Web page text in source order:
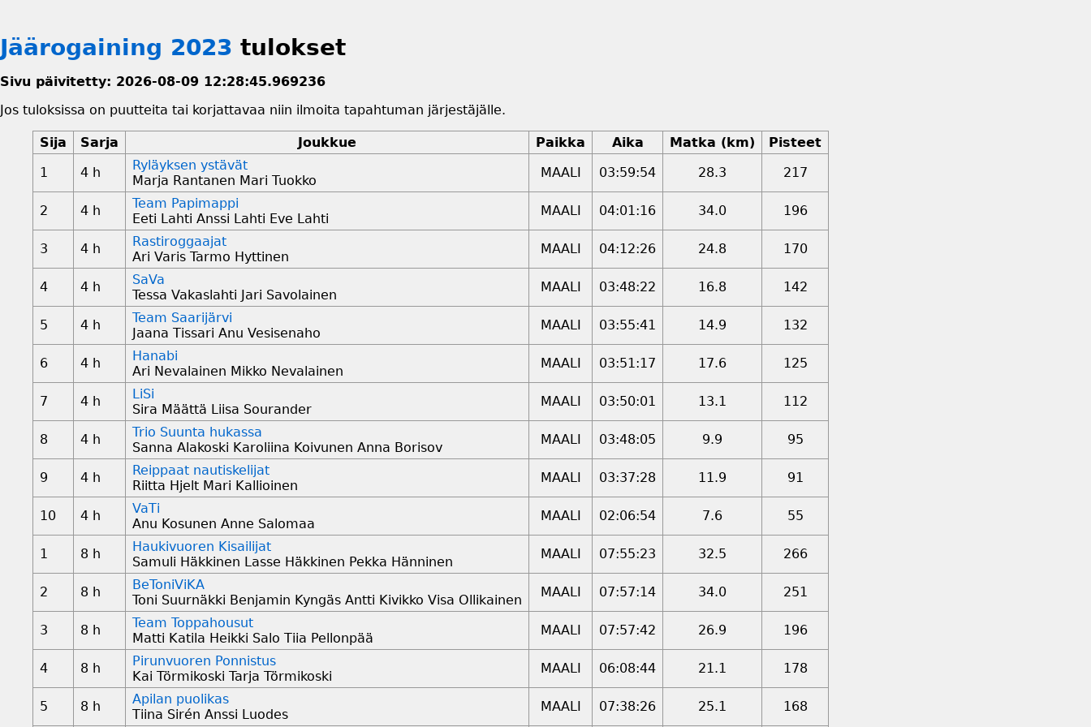
Jäärogaining 2023 tulokset
Sivu päivitetty: 2026-08-09 12:28:45.969236
Jos tuloksissa on puutteita tai korjattavaa niin ilmoita tapahtuman järjestäjälle.
Sija Sarja Joukkue Paikka Aika Matka (km)
Pisteet
1
4 h
Ryläyksen ystävät
Marja Rantanen Mari Tuokko
MAALI 03:59:54 28.3 217
2 4 h
Team Papimappi
Eeti Lahti Anssi Lahti Eve Lahti
MAALI 04:01:16 34.0 196
3 4 h
Rastiroggaajat
Ari Varis Tarmo Hyttinen
MAALI 04:12:26 24.8 170
4 4 h
SaVa
Tessa Vakaslahti Jari Savolainen
MAALI 03:48:22 16.8 142
5 4 h
Team Saarijärvi
Jaana Tissari Anu Vesisenaho
MAALI 03:55:41 14.9 132
6 4 h
Hanabi
Ari Nevalainen Mikko Nevalainen
MAALI 03:51:17 17.6 125
7 4 h
LiSi
Sira Määttä Liisa Sourander
MAALI 03:50:01 13.1 112
8 4 h
Trio Suunta hukassa
Sanna Alakoski Karoliina Koivunen Anna Borisov
MAALI 03:48:05 9.9 95
9 4 h
Reippaat nautiskelijat
Riitta Hjelt Mari Kallioinen
MAALI 03:37:28 11.9 91
10 4 h
VaTi
Anu Kosunen Anne Salomaa
MAALI 02:06:54 7.6 55
1 8 h
Haukivuoren Kisailijat
Samuli Häkkinen Lasse Häkkinen Pekka Hänninen
MAALI 07:55:23 32.5 266
2 8 h
BeToniViKA
Toni Suurnäkki Benjamin Kyngäs Antti Kivikko Visa Ollikainen
MAALI 07:57:14 34.0 251
3 8 h
Team Toppahousut
Matti Katila Heikki Salo Tiia Pellonpää
MAALI 07:57:42 26.9 196
4 8 h
Pirunvuoren Ponnistus
Kai Törmikoski Tarja Törmikoski
MAALI 06:08:44 21.1 178
5 8 h
Apilan puolikas
Tiina Sirén Anssi Luodes
MAALI 07:38:26 25.1 168